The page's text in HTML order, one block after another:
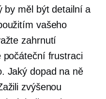
by měl být detailní a
vašeho
zahrnutí
počáteční frustraci
Jaký dopad na ně
zvýšenou